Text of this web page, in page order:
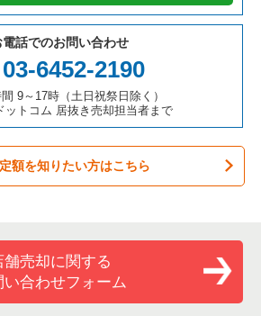
売却物件の案件一覧
居抜き売却物件の案件一覧
ックの居抜き売却物件の案件一覧
の案件一覧
ーの居抜き売却物件の案件一覧
の案件一覧
き売却物件の案件一覧
き売却物件の案件一覧
の居抜き売却物件の案件一覧
店の居抜き売却物件の案件一覧
の居抜き売却物件の案件一覧
居抜き売却物件の案件一覧
の居抜き売却物件の案件一覧
居抜き売却物件の案件一覧
お好み焼の居抜き売却物件の案件一覧
の居抜き売却物件の案件一覧
抜き売却物件の案件一覧
トの居抜き売却物件の案件一覧
菜・デリの居抜き売却物件の案件一覧
き売却物件の案件一覧
イニングバーの居抜き売却物件の案件一
・惣菜・デリの居抜き売却物件の案件一
ケ・パブ・スナックの居抜き売却物件の
・ダイニングバーの居抜き売却物件の案
電話でのお問い合わせ
03-6452-2190
9～17時（土日祝祭日除く）
トコム 居抜き売却担当者まで
額を知りたい方はこちら
舗売却に関する
い合わせフォーム